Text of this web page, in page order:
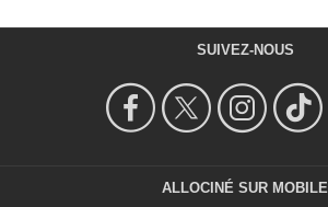
SUIVEZ-NOUS
ALLOCINÉ SUR MOBILE